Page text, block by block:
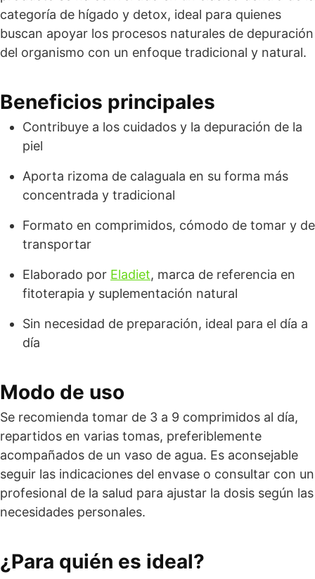
categoría de hígado y detox, ideal para quienes
buscan apoyar los procesos naturales de depuración
del organismo con un enfoque tradicional y natural.
Beneficios principales
Contribuye a los cuidados y la depuración de la
piel
Aporta rizoma de calaguala en su forma más
concentrada y tradicional
Formato en comprimidos, cómodo de tomar y de
transportar
Elaborado por Eladiet, marca de referencia en
fitoterapia y suplementación natural
Sin necesidad de preparación, ideal para el día a
día
Modo de uso
Se recomienda tomar de 3 a 9 comprimidos al día,
repartidos en varias tomas, preferiblemente
acompañados de un vaso de agua. Es aconsejable
seguir las indicaciones del envase o consultar con un
profesional de la salud para ajustar la dosis según las
necesidades personales.
¿Para quién es ideal?